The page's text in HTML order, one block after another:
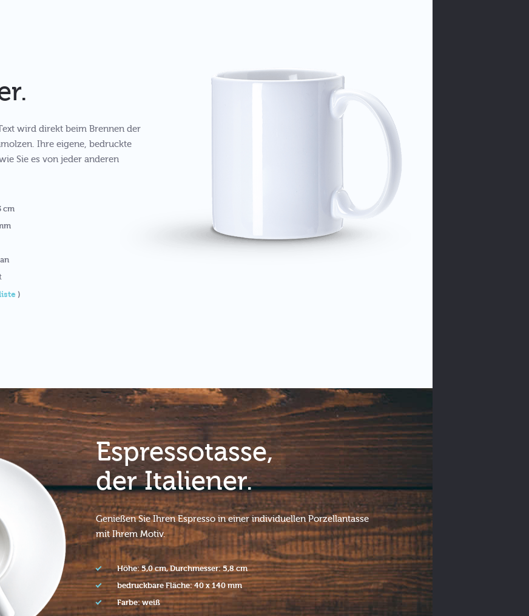
wird direkt beim Brennen der
Ihre eigene, bedruckte
Sie es von jeder anderen
cm
)
Espressotasse,
der Italiener.
Genießen Sie Ihren Espresso in einer individuellen Porzellantasse
mit Ihrem Motiv.
Höhe: 5,0 cm, Durchmesser: 5,8 cm
bedruckbare Fläche: 40 x 140 mm
Farbe: weiß